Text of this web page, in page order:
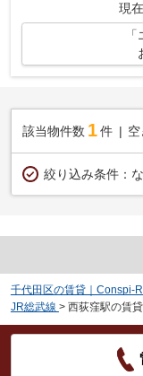
現
該当物件数 1件 空
絞り込み条件：
千代田区の賃貸｜Conspi-
JR総武線 > 西荻窪駅の賃